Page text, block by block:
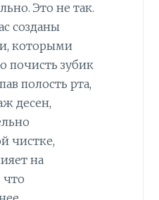
Это не так.
созданы
которыми
почисть зубик
полость рта,
десен,
чистке,
на
что